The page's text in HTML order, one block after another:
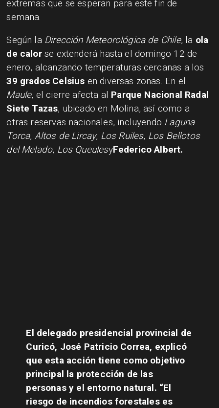
extremas que se esperan para este fin de
semana.
Según la Dirección Meteorológica de Chile, la ola
de calorse extenderá hasta el domingo 12 de
enero, alcanzando temperaturas cercanas a los
39 grados Celsius en diversas zonas. En el
Maule, el cierre afecta al Parque Nacional Radal
Siete Tazas, ubicado en Molina, así como a
otras reservas nacionales, incluyendo Laguna
Torca, Altos de Lircay, Los Ruiles, Los Bellotos
del Melado, Los QueulesyFederico Albert.
El delegado presidencial provincial de
Curicó, José Patricio Correa, explicó
que esta acción tiene como objetivo
principal la protección de las
personas y el entorno natural. “El
riesgo de incendios forestales es